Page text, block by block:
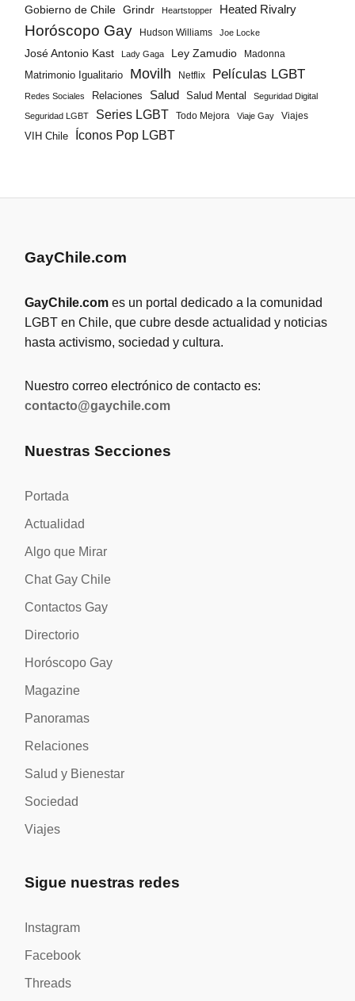
Gobierno de Chile Grindr Heartstopper Heated Rivalry
Horóscopo Gay Hudson Williams Joe Locke
José Antonio Kast Lady Gaga Ley Zamudio Madonna
Matrimonio Igualitario Movilh Netflix Películas LGBT
Redes Sociales Relaciones Salud Salud Mental Seguridad Digital
Seguridad LGBT Series LGBT Todo Mejora Viaje Gay
Viajes
VIH Chile
Íconos Pop LGBT
GayChile.com
GayChile.com es un portal dedicado a la comunidad
LGBT en Chile, que cubre desde actualidad y noticias
hasta activismo, sociedad y cultura.
Nuestro correo electrónico de contacto es:
contacto@gaychile.com
Nuestras Secciones
Portada
Actualidad
Algo que Mirar
Chat Gay Chile
Contactos Gay
Directorio
Horóscopo Gay
Magazine
Panoramas
Relaciones
Salud y Bienestar
Sociedad
Viajes
Sigue nuestras redes
Instagram
Facebook
Threads